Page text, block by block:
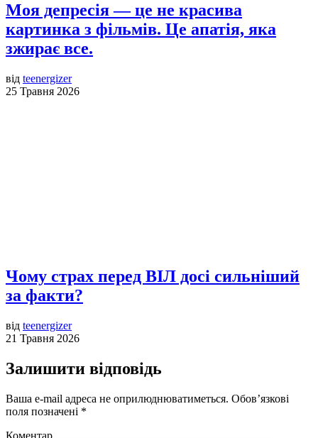
Моя депресія — це не красива
картинка з фільмів. Це апатія, яка
зжирає все.
від teenergizer
25 Травня 2026
Чому страх перед ВІЛ досі сильніший
за факти?
від teenergizer
21 Травня 2026
Залишити відповідь
Ваша e-mail адреса не оприлюднюватиметься. Обов’язкові
поля позначені *
Коментар